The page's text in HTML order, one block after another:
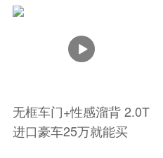
无框车门+性感溜背 2.0T
进口豪车25万就能买